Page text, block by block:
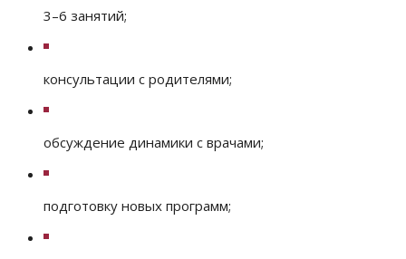
3–6 занятий;
консультации с родителями;
обсуждение динамики с врачами;
подготовку новых программ;